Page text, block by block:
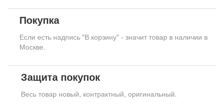
Покупка
Если есть надпись "В корзину" - значит товар в наличии в
Москве.
Защита покупок
Весь товар новый, контрактный, оригинальный.